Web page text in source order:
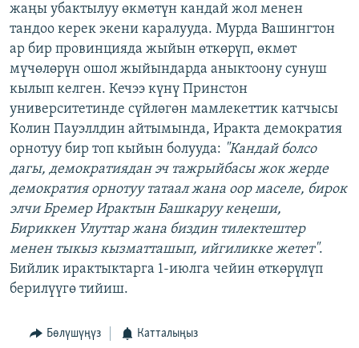
АЗАТТЫК+
ЫҢГАЙСЫЗ СУРООЛОР
ОНЛАЙН ШЕРИНЕ
ЭЕ/АРнун бардык сайттары
жаңы убактылуу өкмөтүн кандай жол менен
тандоо керек экени каралууда. Мурда Вашингтон
ар бир провинцияда жыйын өткөрүп, өкмөт
мүчөлөрүн ошол жыйындарда аныктоону сунуш
кылып келген. Кечээ күнү Принстон
университетинде сүйлөгөн мамлекеттик катчысы
Колин Пауэллдин айтымында, Иракта демократия
орнотуу бир топ кыйын болууда: "Кандай болсо
дагы, демократиядан эч тажрыйбасы жок жерде
демократия орнотуу татаал жана оор маселе, бирок
элчи Бремер Ирактын Башкаруу кеңеши,
Бириккен Улуттар жана биздин тилектештер
менен тыкыз кызматташып, ийгиликке жетет".
Бийлик ирактыктарга 1-июлга чейин өткөрүлүп
берилүүгө тийиш.
Бөлүшүңүз Катталыңыз